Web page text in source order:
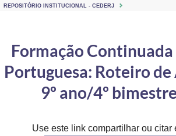
Ministério do Turismo
Controladoria-Geral da União
Ministério da Mulher, da Família e dos Direitos Humanos
Secretaria de Governo
REPOSITÓRIO INSTITUCIONAL - CEDERJ
Formação Continuada
Portuguesa: Roteiro
9º ano/4º
Use este link compartilhar ou citar